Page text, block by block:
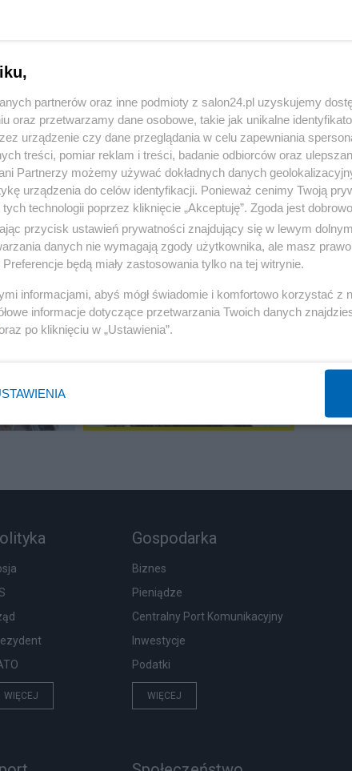
POPRZEDNIE 3
WIĘCEJ
Gospodarka
Biznes
Pieniądze
Centralny Port Komunikacyjny
Inwestycje
Podatki
WIĘCEJ
partnerów oraz inne podmioty z salon24.pl uzyskujemy
oraz przetwarzamy dane osobowe, takie jak unikalne
urządzenie czy dane przeglądania w celu zapewniania
treści, pomiar reklam i treści, badanie odbiorców oraz
Partnerzy możemy używać dokładnych danych
urządzenia do celów identyfikacji. Ponieważ cenimy Twoją
technologii poprzez kliknięcie „Akceptuję”. Zgoda jest
przycisk ustawień prywatności znajdujący się w lewym
danych nie wymagają zgody użytkownika, ale masz
będą miały zastosowania tylko na tej witrynie.
informacjami, abyś mógł świadomie i komfortowo korzystać z
informacje dotyczące przetwarzania Twoich danych
po kliknięciu w „Ustawienia”.